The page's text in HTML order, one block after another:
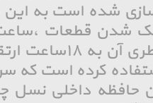
سری ۴ بهینه سازی شده
شدن قطعات
باریک تر شده است و
حافظه داخلی نسل